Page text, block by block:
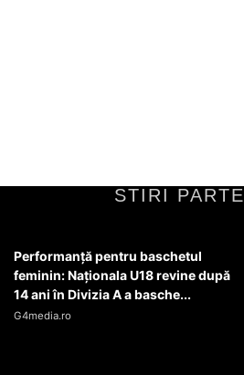
STIRI
Performanță pentru baschetul
feminin: Naționala U18 revine după
14 ani în Divizia A a basche...
G4media.ro